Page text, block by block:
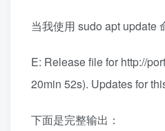
当我使用 sudo apt update
E: Release file for http://
20min 52s). Updates for
下面是完整输出：